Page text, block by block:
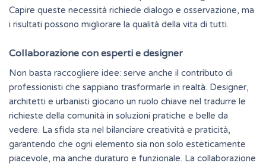
Capire queste necessità richiede dialogo e osservazione, ma
i risultati possono migliorare la qualità della vita di tutti.
Collaborazione con esperti e designer
Non basta raccogliere idee: serve anche il contributo di
professionisti che sappiano trasformarle in realtà. Designer,
architetti e urbanisti giocano un ruolo chiave nel tradurre le
richieste della comunità in soluzioni pratiche e belle da
vedere. La sfida sta nel bilanciare creatività e praticità,
garantendo che ogni elemento sia non solo esteticamente
piacevole, ma anche duraturo e funzionale. La collaborazione